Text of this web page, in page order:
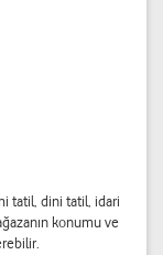
tatil, dini tatil, idari
konumu ve